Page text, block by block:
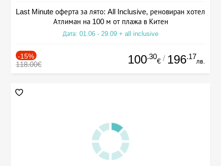
Last Minute оферта за лято: All Inclusive, реновиран хотел
Атлиман на 100 м от плажа в Китен
Дата: 01.06 - 29.09 + all inclusive
-15%
118.00€ 100.30
€ / 196.17
лв.